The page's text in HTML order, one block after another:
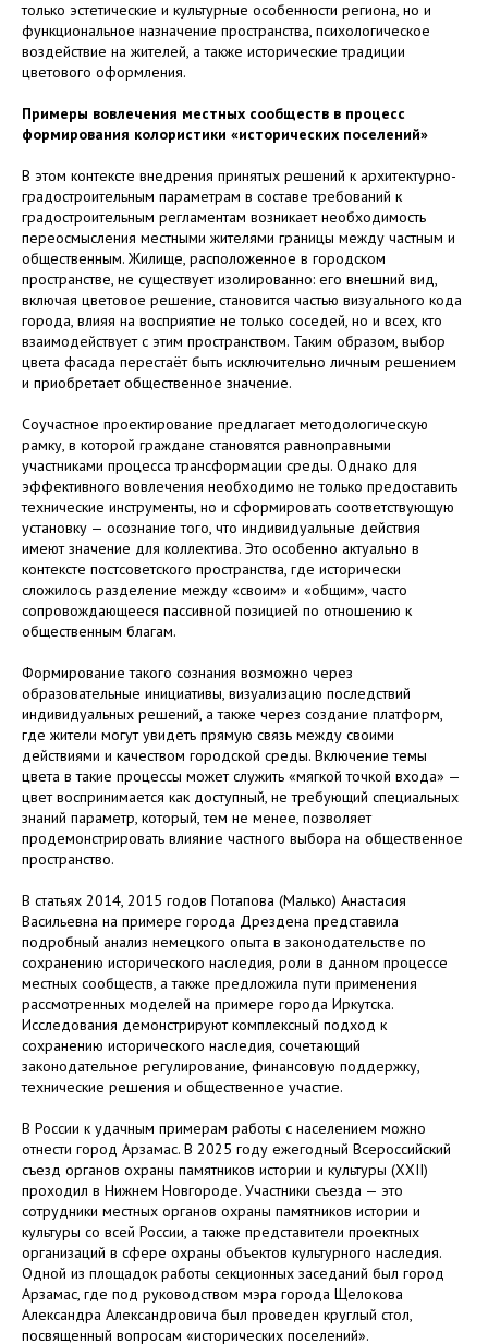
только эстетические и культурные особенности региона, но и
функциональное назначение пространства, психологическое
воздействие на жителей, а также исторические традиции
цветового оформления.
Примеры вовлечения местных сообществ в процесс
формирования колористики «исторических поселений»
В этом контексте внедрения принятых решений к архитектурно-
градостроительным параметрам в составе требований к
градостроительным регламентам возникает необходимость
переосмысления местными жителями границы между частным и
общественным. Жилище, расположенное в городском
пространстве, не существует изолированно: его внешний вид,
включая цветовое решение, становится частью визуального кода
города, влияя на восприятие не только соседей, но и всех, кто
взаимодействует с этим пространством. Таким образом, выбор
цвета фасада перестаёт быть исключительно личным решением
и приобретает общественное значение.
Соучастное проектирование предлагает методологическую
рамку, в которой граждане становятся равноправными
участниками процесса трансформации среды. Однако для
эффективного вовлечения необходимо не только предоставить
технические инструменты, но и сформировать соответствующую
установку — осознание того, что индивидуальные действия
имеют значение для коллектива. Это особенно актуально в
контексте постсоветского пространства, где исторически
сложилось разделение между «своим» и «общим», часто
сопровождающееся пассивной позицией по отношению к
общественным благам.
Формирование такого сознания возможно через
образовательные инициативы, визуализацию последствий
индивидуальных решений, а также через создание платформ,
где жители могут увидеть прямую связь между своими
действиями и качеством городской среды. Включение темы
цвета в такие процессы может служить «мягкой точкой входа» —
цвет воспринимается как доступный, не требующий специальных
знаний параметр, который, тем не менее, позволяет
продемонстрировать влияние частного выбора на общественное
пространство.
В статьях 2014, 2015 годов Потапова (Малько) Анастасия
Васильевна на примере города Дрездена представила
подробный анализ немецкого опыта в законодательстве по
сохранению исторического наследия, роли в данном процессе
местных сообществ, а также предложила пути применения
рассмотренных моделей на примере города Иркутска.
Исследования демонстрируют комплексный подход к
сохранению исторического наследия, сочетающий
законодательное регулирование, финансовую поддержку,
технические решения и общественное участие.
В России к удачным примерам работы с населением можно
отнести город Арзамас. В 2025 году ежегодный Всероссийский
съезд органов охраны памятников истории и культуры (XXII)
проходил в Нижнем Новгороде. Участники съезда — это
сотрудники местных органов охраны памятников истории и
культуры со всей России, а также представители проектных
организаций в сфере охраны объектов культурного наследия.
Одной из площадок работы секционных заседаний был город
Арзамас, где под руководством мэра города Щелокова
Александра Александровича был проведен круглый стол,
посвященный вопросам «исторических поселений».